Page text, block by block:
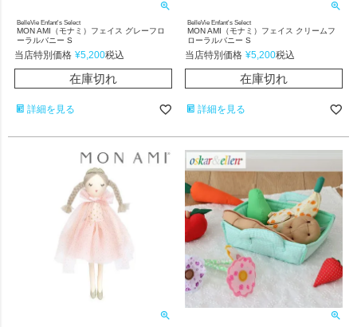
BelleVie Enfant's Select
MON AMI（モナミ）フェイス グレーフロ
ーラルバニー S
当店特別価格 ¥5,200税込
在庫切れ
詳細を見る
BelleVie Enfant's Select
MON AMI（モナミ）フェイス クリームフ
ローラルバニー S
当店特別価格 ¥5,200税込
在庫切れ
詳細を見る